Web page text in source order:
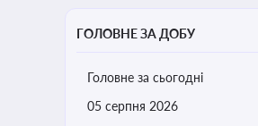
ГОЛОВНЕ ЗА ДОБУ
Головне за сьогодні
05 серпня 2026